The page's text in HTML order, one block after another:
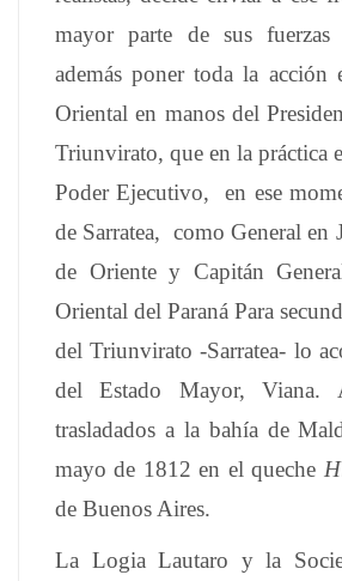
mayor parte de sus fuerzas
además poner toda la acción
Oriental en manos del
Triunvirato, que en la práctica
Poder Ejecutivo, en ese
de Sarratea, como General en
de Oriente y Capitán
Oriental del Paraná Para
del Triunvirato -Sarratea- lo
del Estado Mayor, Viana.
trasladados a la bahía de
mayo de 1812 en el queche
de Buenos Aires.
La Logia Lautaro y la